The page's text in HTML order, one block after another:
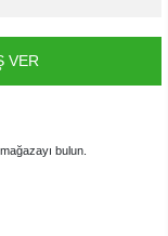
VER
bulun.